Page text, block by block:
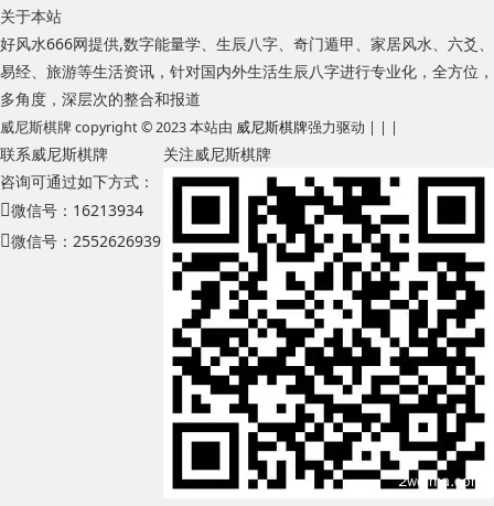
关于本站
好风水666网提供,数字能量学、生辰八字、奇门遁甲、家居风水、六爻、
易经、旅游等生活资讯，针对国内外生活生辰八字进行专业化，全方位，
多角度，深层次的整合和报道
威尼斯棋牌 copyright © 2023 本站由 威尼斯棋牌强力驱动 | | |
联系威尼斯棋牌
咨询可通过如下方式：
微信号：16213934
微信号：2552626939
关注威尼斯棋牌